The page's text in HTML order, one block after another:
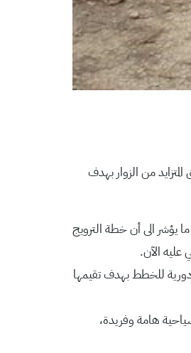
من الزوار بهدف
يؤشر الى أن خطة الترويج
الآن.
دورية للخطط بهدف تقيمها
هامة وفريدة،